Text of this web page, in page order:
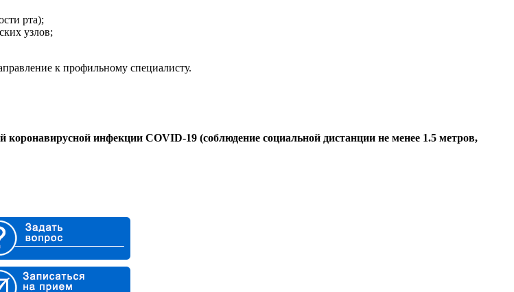
рта);
узлов;
к профильному специалисту.
инфекции COVID-19 (соблюдение социальной дистанции не менее 1.5 метров,